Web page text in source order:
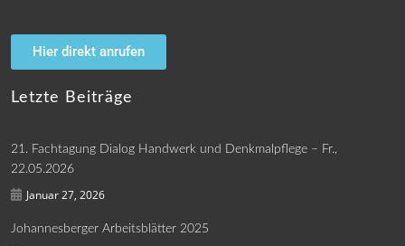
Hier direkt anrufen
Letzte Beiträge
21. Fachtagung Dialog Handwerk und Denkmalpflege – Fr.,
22.05.2026
Januar 27, 2026
Johannesberger Arbeitsblätter 2025